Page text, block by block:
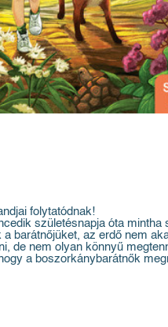
folytatódnak!
születésnapja óta
barátnőjüket, az erdő nem
de nem olyan könnyű
a boszorkánybarátnők